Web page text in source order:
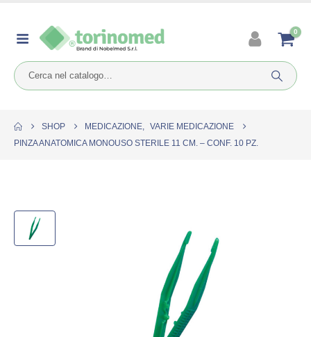
0
SHOP MEDICAZIONE, VARIE MEDICAZIONE
PINZA ANATOMICA MONOUSO STERILE 11 CM. – CONF. 10 PZ.